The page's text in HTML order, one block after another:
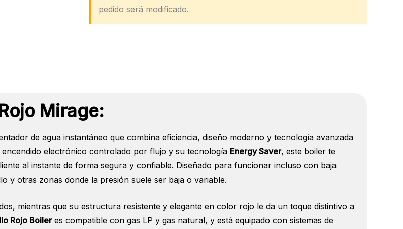
cantidad
pedido será modificado.
Mirage:
de agua instantáneo que combina eficiencia, diseño moderno y tecnología avanzada
electrónico controlado por flujo y su tecnología Energy Saver, este boiler te
al instante de forma segura y confiable. Diseñado para funcionar incluso con baja
y otras zonas donde la presión suele ser baja o variable.
mientras que su estructura resistente y elegante en color rojo le da un toque distintivo a
Rojo Boileres compatible con gas LP y gas natural, y está equipado con sistemas de